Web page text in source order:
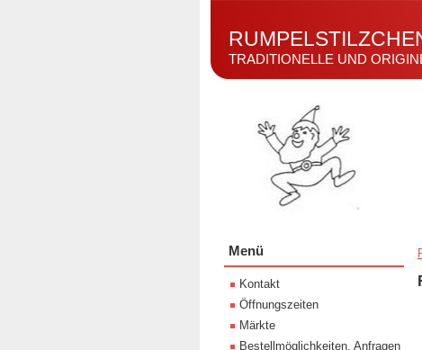
TRADITIONELLE UND
Menü
Kontakt
Öffnungszeiten
Märkte
Bestellmöglichkeiten, Anfragen